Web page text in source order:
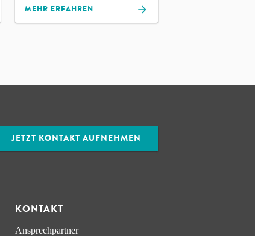
MEHR ERFAHREN
JETZT KONTAKT AUFNEHMEN
KONTAKT
Ansprechpartner